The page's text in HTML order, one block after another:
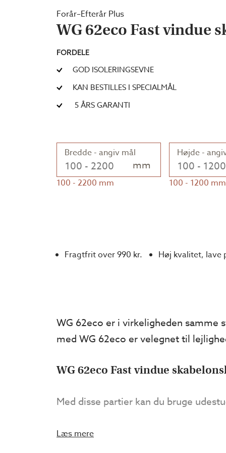
Forår–Efterår Plus
WG 62eco Fast vindue
FORDELE
GOD ISOLERINGSEVNE
KAN BESTILLES I SPECIALMÅL
5 ÅRS GARANTI
Bredde - angiv mål
mm
100 - 2200 mm
Højde -
100 - 1200 mm
Fragtfrit over 990 kr. Høj kvalitet, lave
WG 62eco er i virkeligheden samme
med WG 62eco er velegnet til
WG 62eco Fast vindue
Med disse partier kan du bruge
GODT AT VIDE
Læs mere